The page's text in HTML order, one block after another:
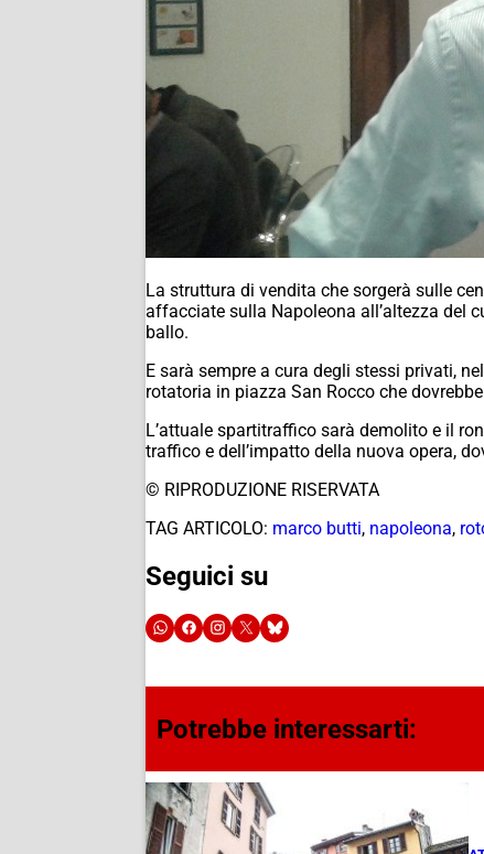
La struttura di vendita che sorgerà sulle
affacciate sulla Napoleona all’altezza del
ballo.
E sarà sempre a cura degli stessi privati,
rotatoria in piazza San Rocco che
L’attuale spartitraffico sarà demolito e il
traffico e dell’impatto della nuova opera,
© RIPRODUZIONE RISERVATA
TAG ARTICOLO: marco butti, napoleona,
Seguici su
Potrebbe interessarti: